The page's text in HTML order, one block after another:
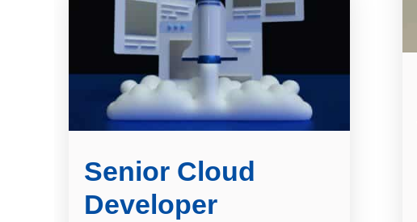
Senior Cloud
Developer